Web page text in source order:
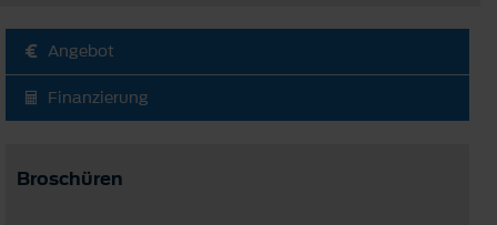
Angebot
Finanzierung
Broschüren